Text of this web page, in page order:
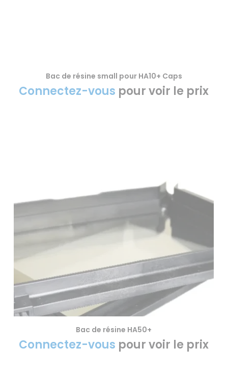
VOIR LE PRODUIT
Bac de résine small pour HA10+ Caps
Connectez-vous pour voir le prix
Bac de résine HA50+
Connectez-vous pour voir le prix